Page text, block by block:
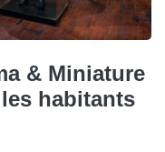
& Miniature
habitants